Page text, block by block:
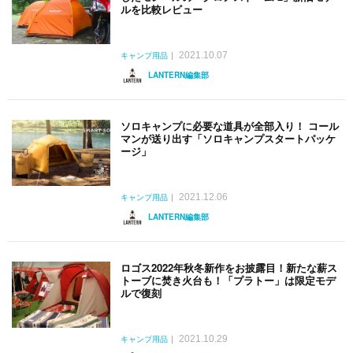
ルを比較レビュー
キャンプ用品
2021.10.07
LANTERN編集部
ソロキャンプに必要な道具が全部入り！ コール
マンが送り出す「ソロキャンプスタートパッケ
ージ」
キャンプ用品
2021.12.06
LANTERN編集部
ロゴス2022年秋冬新作をお披露目！新たな薪ス
トーブに焚き火台も！「プラトー」は限定モデ
ルで復刻
キャンプ用品
2021.10.29